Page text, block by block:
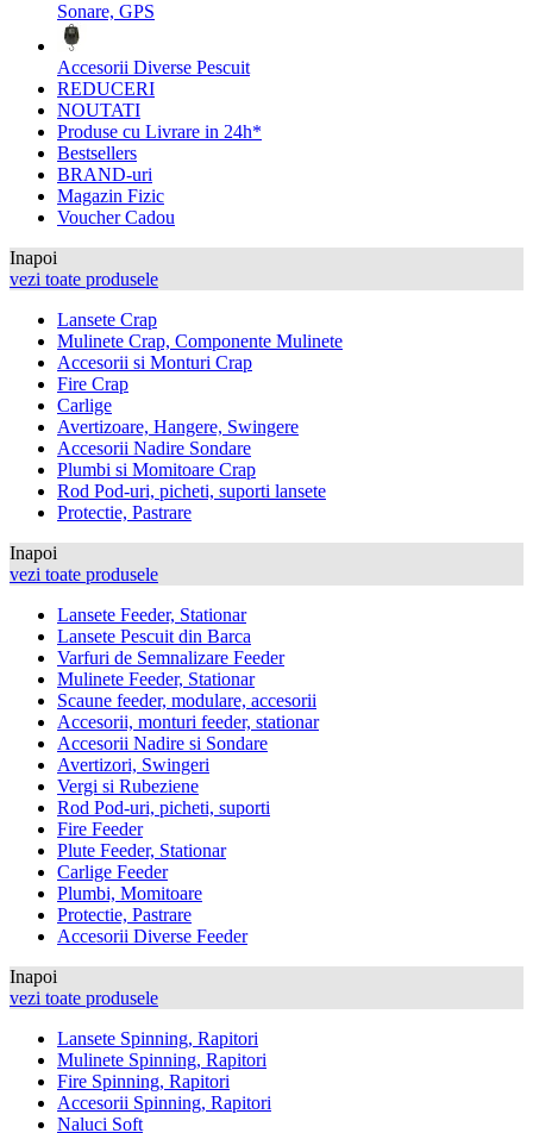
Sonare, GPS
Accesorii Diverse Pescuit
REDUCERI
NOUTATI
Produse cu Livrare in 24h*
Bestsellers
BRAND-uri
Magazin Fizic
Voucher Cadou
Inapoi
vezi toate produsele
Lansete Crap
Mulinete Crap, Componente Mulinete
Accesorii si Monturi Crap
Fire Crap
Carlige
Avertizoare, Hangere, Swingere
Accesorii Nadire Sondare
Plumbi si Momitoare Crap
Rod Pod-uri, picheti, suporti lansete
Protectie, Pastrare
Inapoi
vezi toate produsele
Lansete Feeder, Stationar
Lansete Pescuit din Barca
Varfuri de Semnalizare Feeder
Mulinete Feeder, Stationar
Scaune feeder, modulare, accesorii
Accesorii, monturi feeder, stationar
Accesorii Nadire si Sondare
Avertizori, Swingeri
Vergi si Rubeziene
Rod Pod-uri, picheti, suporti
Fire Feeder
Plute Feeder, Stationar
Carlige Feeder
Plumbi, Momitoare
Protectie, Pastrare
Accesorii Diverse Feeder
Inapoi
vezi toate produsele
Lansete Spinning, Rapitori
Mulinete Spinning, Rapitori
Fire Spinning, Rapitori
Accesorii Spinning, Rapitori
Naluci Soft